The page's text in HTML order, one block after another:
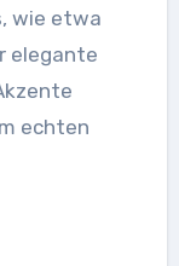
wie etwa
elegante
echten